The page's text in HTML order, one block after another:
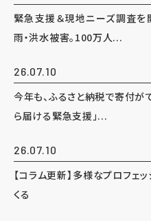
緊急支援＆現地ニーズ調査を
雨・洪水被害。100万人...
26.07.10
今年も、ふるさと納税で寄付が
ら届ける緊急支援」...
26.07.10
【コラム更新】多様なプロフェ
くる